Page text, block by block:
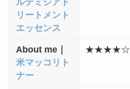
リートメント
エッセンス
About me｜
米マッコリト
ナー
★★★★☆